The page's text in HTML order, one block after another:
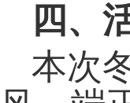
四、
本次